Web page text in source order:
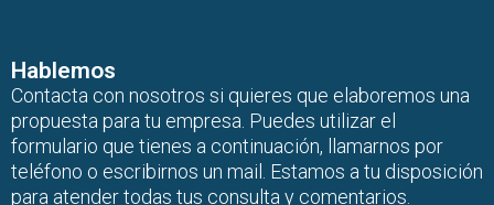
Hablemos
Contacta con nosotros si quieres que elaboremos una
propuesta para tu empresa. Puedes utilizar el
formulario que tienes a continuación, llamarnos por
teléfono o escribirnos un mail. Estamos a tu disposición
para atender todas tus consulta y comentarios.